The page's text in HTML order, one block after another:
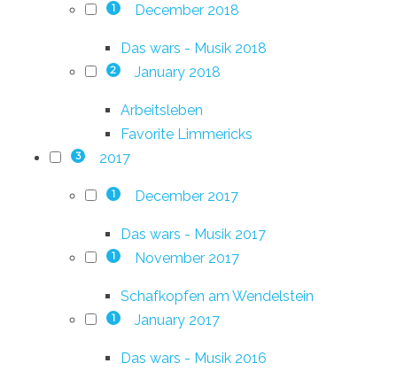
1 December 2018
Das wars - Musik 2018
2 January 2018
Arbeitsleben
Favorite Limmericks
3 2017
1 December 2017
Das wars - Musik 2017
1 November 2017
Schafkopfen am Wendelstein
1 January 2017
Das wars - Musik 2016